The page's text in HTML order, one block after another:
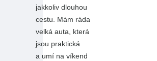
jakkoliv dlouhou
cestu. Mám ráda
velká auta, která
jsou praktická
a umí na víkend